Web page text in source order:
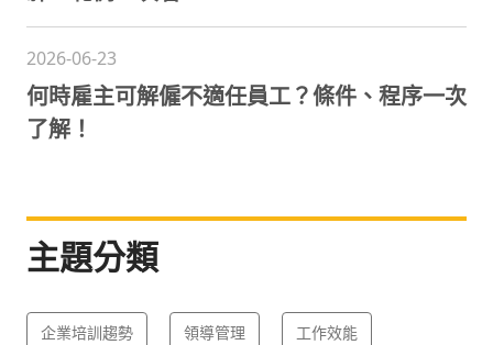
2026-06-23
何時雇主可解僱不適任員工？條件、程序一次
了解！
主題分類
企業培訓趨勢 領導管理 工作效能